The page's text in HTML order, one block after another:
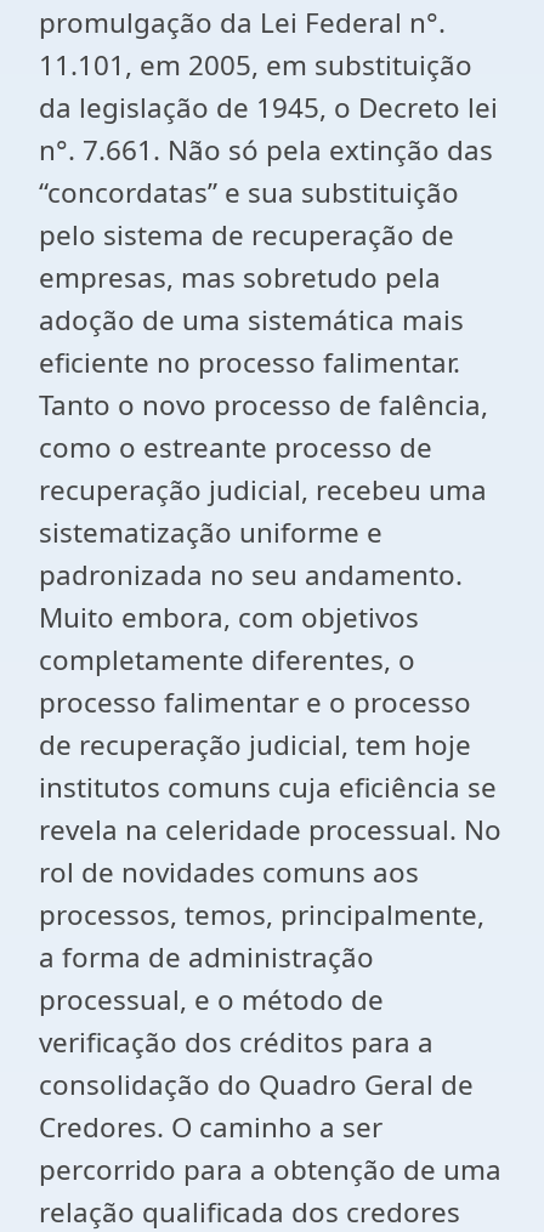
promulgação da Lei Federal n°.
11.101, em 2005, em substituição
da legislação de 1945, o Decreto lei
n°. 7.661. Não só pela extinção das
“concordatas” e sua substituição
pelo sistema de recuperação de
empresas, mas sobretudo pela
adoção de uma sistemática mais
eficiente no processo falimentar.
Tanto o novo processo de falência,
como o estreante processo de
recuperação judicial, recebeu uma
sistematização uniforme e
padronizada no seu andamento.
Muito embora, com objetivos
completamente diferentes, o
processo falimentar e o processo
de recuperação judicial, tem hoje
institutos comuns cuja eficiência se
revela na celeridade processual. No
rol de novidades comuns aos
processos, temos, principalmente,
a forma de administração
processual, e o método de
verificação dos créditos para a
consolidação do Quadro Geral de
Credores. O caminho a ser
percorrido para a obtenção de uma
relação qualificada dos credores